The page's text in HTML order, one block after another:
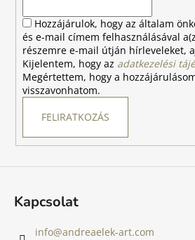
Hozzájárulok, hogy az általam
és e-mail címem felhasználásával
részemre e-mail útján hírleveleket,
Kijelentem, hogy az adatkezelési
Megértettem, hogy a
visszavonhatom.
FELIRATKOZÁS
Kapcsolat
info@andreaelek-art.com